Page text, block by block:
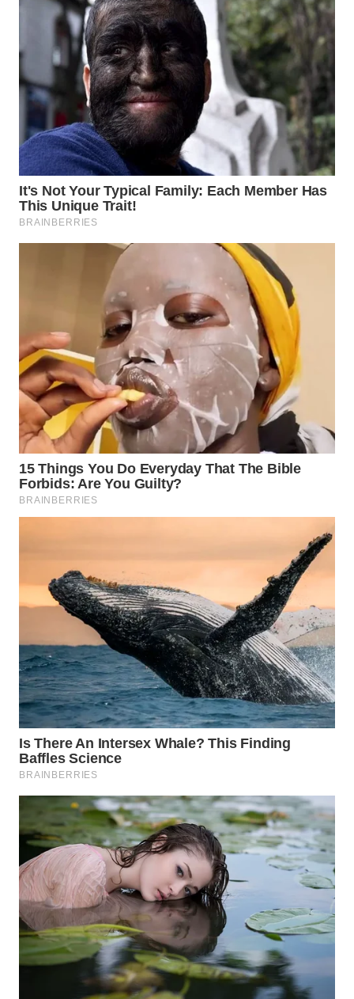
SUMEDANG
WN
WN
KEPULAUAN
SERIBU
WN
TANGERANG
WN
INDRAMAYU
WN
KUNINGAN
WN
MAJALENGKA
WN
SUKABUMI
WN
PURWAKARTA
WN
PRIANGAN
TIMUR
WN
SEMARANG
WN
SOLO
WN
BOROBUDUR
WN